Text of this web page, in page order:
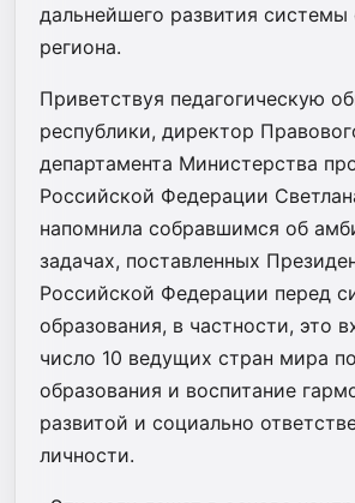
дальнейшего развития системы
региона.
Приветствуя педагогическую
республики, директор
департамента Министерства
Российской Федерации
напомнила собравшимся об
задачах, поставленных
Российской Федерации перед
образования, в частности, это
число 10 ведущих стран мира
образования и воспитание
развитой и социально
личности.